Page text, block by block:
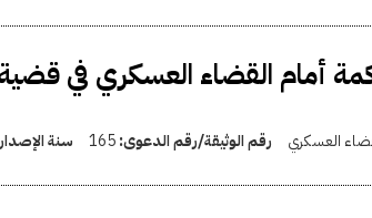
للمحاكمة أمام القضاء العسكري في
العسكري رقم الوثيقة/رقم الدعوى:165 سنة